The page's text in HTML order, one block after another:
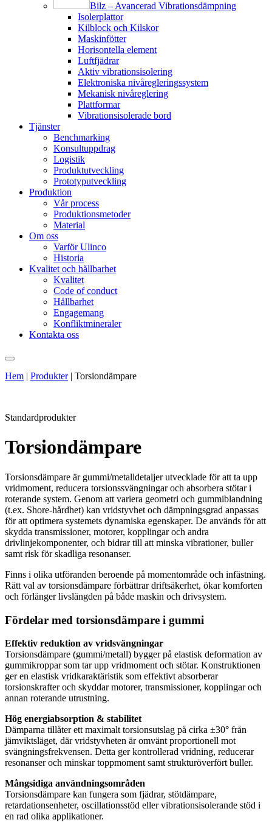
Bilz – Avancerad Vibrationsdämpning
Isolerplattor
Kilblock och Kilskor
Maskinfötter
Horisontella element
Luftfjädrar
Aktiv vibrationsisolering
Elektroniska nivåregleringssystem
Mekanisk nivåreglering
Plattformar
Vibrationsisolerade bord
Tjänster
Benchmarking
Konsultuppdrag
Logistik
Produktutveckling
Prototyputveckling
Produktion
Vår process
Produktionsmetoder
Material
Om oss
Varför Ulinco
Historia
Kvalitet och hållbarhet
Kvalitet
Code of conduct
Hållbarhet
Engagemang
Konfliktmineraler
Kontakta oss
Hem | Produkter| Torsiondämpare
Standardprodukter
Torsiondämpare
Torsionsdämpare är gummi/metalldetaljer utvecklade för att ta upp
vridmoment, reducera torsionssvängningar och absorbera stötar i
roterande system. Genom att variera geometri och gummiblandning
(t.ex. Shore-hårdhet) kan vridstyvhet och dämpningsgrad anpassas
för att optimera systemets dynamiska egenskaper. De används för att
skydda transmissioner, motorer, kopplingar och andra
drivlinjekomponenter, och bidrar till att minska vibrationer, buller
samt risk för skadliga resonanser.
Finns i olika utföranden beroende på momentområde och infästning.
Rätt val av torsionsdämpare förbättrar driftsäkerhet, ökar komforten
och förlänger livslängden på både maskin och drivsystem.
Fördelar med torsionsdämpare i gummi
Effektiv reduktion av vridsvängningar
Torsionsdämpare (gummi/metall) bygger på elastisk deformation av
gummikroppar som tar upp vridmoment och stötar. Konstruktionen
ger en elastisk vridkaraktäristik som effektivt absorberar
torsionskrafter och skyddar motorer, transmissioner, kopplingar och
annan roterande utrustning.
Hög energiabsorption & stabilitet
Dämparna tillåter ett maximalt torsionsutslag på cirka ±30° från
jämviktsläget, där vridstyvheten är omvänt proportionell mot
svängningsfrekvensen. Detta ger kontrollerad vridning, reducerar
resonanser och minskar toppmoment samt strukturöverfört buller.
Mångsidiga användningsområden
Torsionsdämpare kan fungera som fjädrar, stötdämpare,
retardationsenheter, oscillationsstöd eller vibrationsisolerande stöd i
en rad olika applikationer.